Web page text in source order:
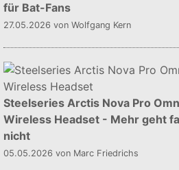
für Bat-Fans
27.05.2026 von Wolfgang Kern
Steelseries Arctis Nova Pro
Wireless Headset - Mehr geht
nicht
05.05.2026 von Marc Friedrichs